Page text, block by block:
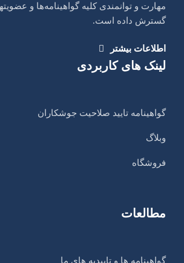
مهارت و توانمندی کلیه گواهینامه‌ها و
گسترش داده است.
اطلاعات بیشتر
لینک های کاربردی
گواهینامه تایید صلاحیت جوشکاران
وبلاگ
فروشگاه
مطالعات
گواهینامه ها و تاییدیه های ما